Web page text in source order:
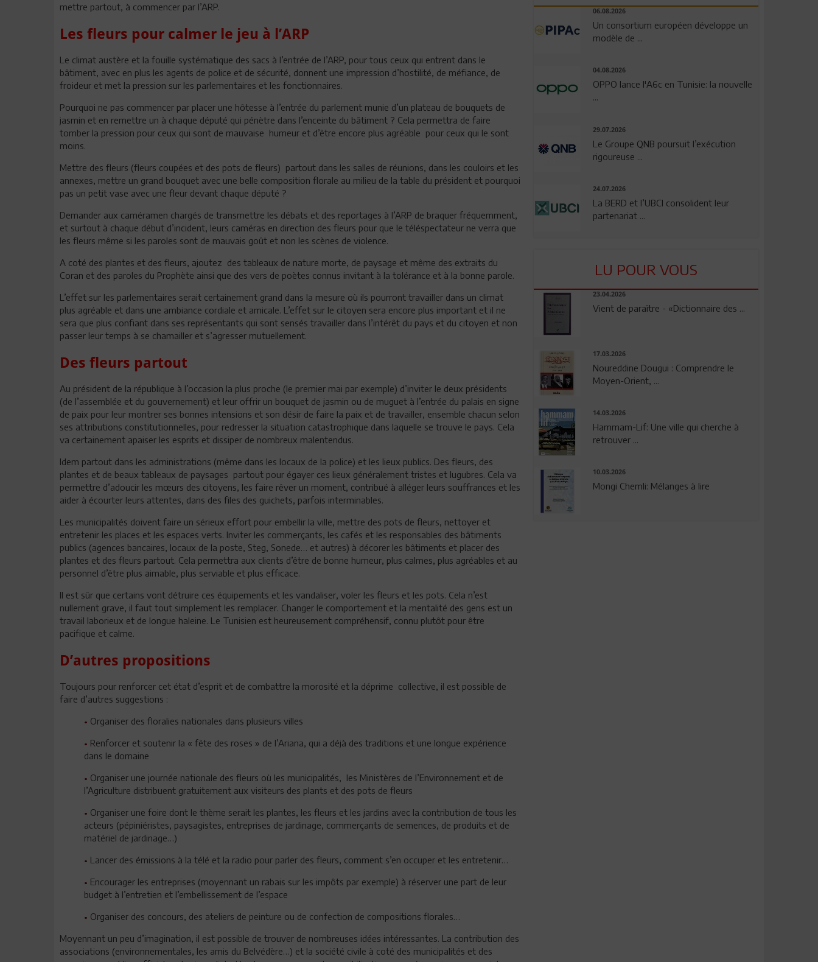
mettre partout, à commencer par l’ARP.
Les fleurs pour calmer le jeu à l’ARP
Le climat austère et la fouille systématique des sacs à l’entrée de l’ARP, pour tous ceux qui entrent dans le
bâtiment, avec en plus les agents de police et de sécurité, donnent une impression d’hostilité, de méfiance, de
froideur et met la pression sur les parlementaires et les fonctionnaires.
Pourquoi ne pas commencer par placer une hôtesse à l’entrée du parlement munie d’un plateau de bouquets de
jasmin et en remettre un à chaque député qui pénètre dans l’enceinte du bâtiment ? Cela permettra de faire
tomber la pression pour ceux qui sont de mauvaise humeur et d’être encore plus agréable pour ceux qui le sont
moins.
Mettre des fleurs (fleurs coupées et des pots de fleurs) partout dans les salles de réunions, dans les couloirs et les
annexes, mettre un grand bouquet avec une belle composition florale au milieu de la table du président et pourquoi
pas un petit vase avec une fleur devant chaque député ?
Demander aux caméramen chargés de transmettre les débats et des reportages à l’ARP de braquer fréquemment,
et surtout à chaque début d’incident, leurs caméras en direction des fleurs pour que le téléspectateur ne verra que
les fleurs même si les paroles sont de mauvais goût et non les scènes de violence.
A coté des plantes et des fleurs, ajoutez des tableaux de nature morte, de paysage et même des extraits du
Coran et des paroles du Prophète ainsi que des vers de poètes connus invitant à la tolérance et à la bonne parole.
L’effet sur les parlementaires serait certainement grand dans la mesure où ils pourront travailler dans un climat
plus agréable et dans une ambiance cordiale et amicale. L’effet sur le citoyen sera encore plus important et il ne
sera que plus confiant dans ses représentants qui sont sensés travailler dans l’intérêt du pays et du citoyen et non
passer leur temps à se chamailler et s’agresser mutuellement.
Des fleurs partout
Au président de la république à l’occasion la plus proche (le premier mai par exemple) d’inviter le deux présidents
(de l’assemblée et du gouvernement) et leur offrir un bouquet de jasmin ou de muguet à l’entrée du palais en signe
de paix pour leur montrer ses bonnes intensions et son désir de faire la paix et de travailler, ensemble chacun selon
ses attributions constitutionnelles, pour redresser la situation catastrophique dans laquelle se trouve le pays. Cela
va certainement apaiser les esprits et dissiper de nombreux malentendus.
Idem partout dans les administrations (même dans les locaux de la police) et les lieux publics. Des fleurs, des
plantes et de beaux tableaux de paysages partout pour égayer ces lieux généralement tristes et lugubres. Cela va
permettre d’adoucir les mœurs des citoyens, les faire rêver un moment, contribué à alléger leurs souffrances et les
aider à écourter leurs attentes, dans des files des guichets, parfois interminables.
Les municipalités doivent faire un sérieux effort pour embellir la ville, mettre des pots de fleurs, nettoyer et
entretenir les places et les espaces verts. Inviter les commerçants, les cafés et les responsables des bâtiments
publics (agences bancaires, locaux de la poste, Steg, Sonede… et autres) à décorer les bâtiments et placer des
plantes et des fleurs partout. Cela permettra aux clients d’être de bonne humeur, plus calmes, plus agréables et au
personnel d’être plus aimable, plus serviable et plus efficace.
Il est sûr que certains vont détruire ces équipements et les vandaliser, voler les fleurs et les pots. Cela n’est
nullement grave, il faut tout simplement les remplacer. Changer le comportement et la mentalité des gens est un
travail laborieux et de longue haleine. Le Tunisien est heureusement compréhensif, connu plutôt pour être
pacifique et calme.
D’autres propositions
Toujours pour renforcer cet état d’esprit et de combattre la morosité et la déprime collective, il est possible de
faire d’autres suggestions :
• Organiser des floralies nationales dans plusieurs villes
• Renforcer et soutenir la « fête des roses » de l’Ariana, qui a déjà des traditions et une longue expérience
dans le domaine
• Organiser une journée nationale des fleurs où les municipalités, les Ministères de l’Environnement et de
l’Agriculture distribuent gratuitement aux visiteurs des plants et des pots de fleurs
• Organiser une foire dont le thème serait les plantes, les fleurs et les jardins avec la contribution de tous les
acteurs (pépiniéristes, paysagistes, entreprises de jardinage, commerçants de semences, de produits et de
matériel de jardinage…)
• Lancer des émissions à la télé et la radio pour parler des fleurs, comment s’en occuper et les entretenir…
• Encourager les entreprises (moyennant un rabais sur les impôts par exemple) à réserver une part de leur
budget à l’entretien et l’embellissement de l’espace
• Organiser des concours, des ateliers de peinture ou de confection de compositions florales…
Moyennant un peu d’imagination, il est possible de trouver de nombreuses idées intéressantes. La contribution des
associations (environnementales, les amis du Belvédère…) et la société civile à coté des municipalités et des
06.08.2026
Un consortium européen développe un
modèle de ...
04.08.2026
OPPO lance l'A6c en Tunisie: la nouvelle
...
29.07.2026
Le Groupe QNB poursuit l’exécution
rigoureuse ...
24.07.2026
La BERD et l’UBCI consolident leur
partenariat ...
LU POUR VOUS
23.04.2026
Vient de paraître - «Dictionnaire des ...
17.03.2026
Noureddine Dougui : Comprendre le
Moyen-Orient, ...
14.03.2026
Hammam-Lif: Une ville qui cherche à
retrouver ...
10.03.2026
Mongi Chemli: Mélanges à lire